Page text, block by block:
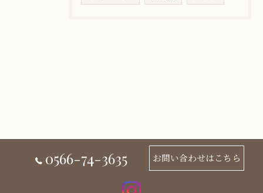
0566-74-3635 お問い合わせはこちら